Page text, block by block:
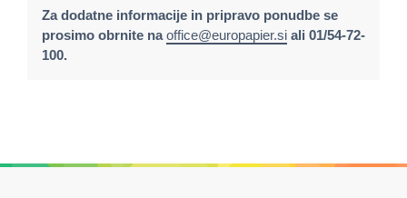
Za dodatne informacije in pripravo ponudbe se
prosimo obrnite naoffice@europapier.si ali 01/54-72-
100.